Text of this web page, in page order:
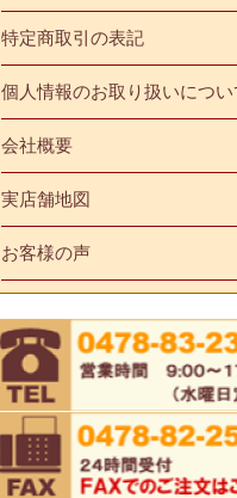
特定商取引の表記
個人情報のお取り扱いについ
会社概要
実店舗地図
お客様の声